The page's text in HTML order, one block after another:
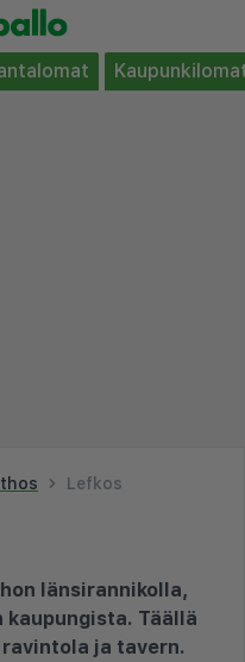
Lefkos
länsirannikolla,
Täällä
ja tavern.